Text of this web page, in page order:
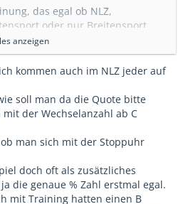
das egal ob NLZ,
oder nur Breitensport
mindestens 50% Spielzeit
und Engagement im
eher Richtung 75% Spielzeit für
Wie will man ein Kind sonst
einräumen sich individuell
es den Wettbewerb und die
hat?
was natürlich auch wichtig
mal was anderes. Hier spiele
kenne, die Spielsituationen, die
in ganz anderen
anzeigen
kommen auch im NLZ jeder auf
soll man da die Quote bitte
mit der Wechselanzahl ab C
man sich mit der Stoppuhr
doch oft als zusätzliches
die genaue % Zahl erstmal egal.
mit Training hatten einen B